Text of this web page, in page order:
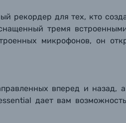
рекордер для тех, кто
тремя
микрофонов, он
вперед и назад,
дает вам